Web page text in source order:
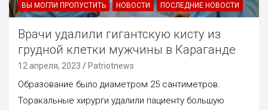
ВЫ МОГЛИ ПРОПУСТИТЬ НОВОСТИ ПОСЛЕДНИЕ НОВОСТИ
Врачи удалили гигантскую кисту из
грудной клетки мужчины в Караганде
12 апреля, 2023 Patriotnews
Образование было диаметром 25 сантиметров.
Торакальные хирурги удалили пациенту большую